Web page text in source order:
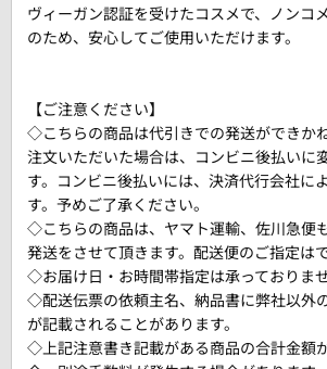
ヴィーガン認証を受けたコスメで、ノンコ
のため、安心してご使用いただけます。
【ご注意ください】
◇こちらの商品は代引きでの発送ができか
注文いただいた場合は、コンビニ後払いに
す。コンビニ後払いには、決済代行会社に
す。予めご了承ください。
◇こちらの商品は、ヤマト運輸、佐川急便
発送をさせて頂きます。配送便のご指定は
◇お届け日・お時間帯指定は承っておりませ
◇配送伝票の依頼主名、納品書に弊社以外
が記載されることがあります。
◇上記注意書き記載がある商品の合計金額